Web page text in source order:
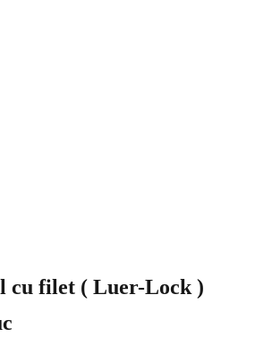
cu filet ( Luer-Lock )